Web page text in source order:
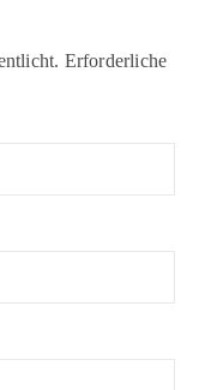
Erforderliche